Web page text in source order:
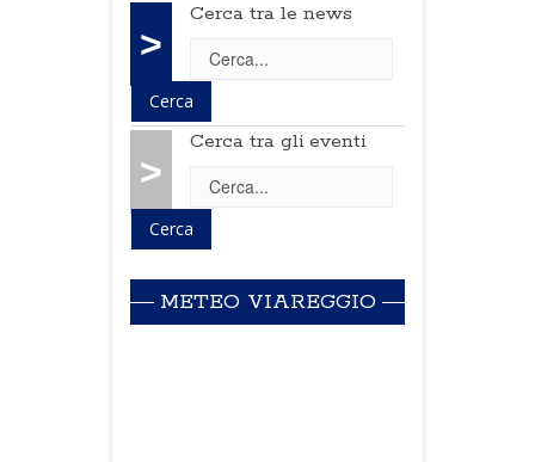
>
Cerca tra le news
>
Cerca tra gli eventi
METEO VIAREGGIO